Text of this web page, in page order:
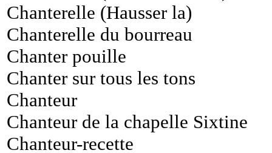
Chanterelle (Hausser la)
Chanterelle du bourreau
Chanter pouille
Chanter sur tous les tons
Chanteur
Chanteur de la chapelle Sixtine
Chanteur-recette